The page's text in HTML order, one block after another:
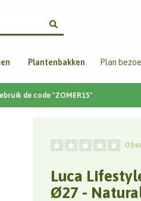
Plantenbakken Plan
de code "ZOMER15"
0
Luca
Ø27 -